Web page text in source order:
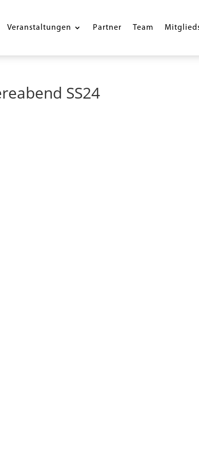
Veranstaltungen Partner Team
SS24